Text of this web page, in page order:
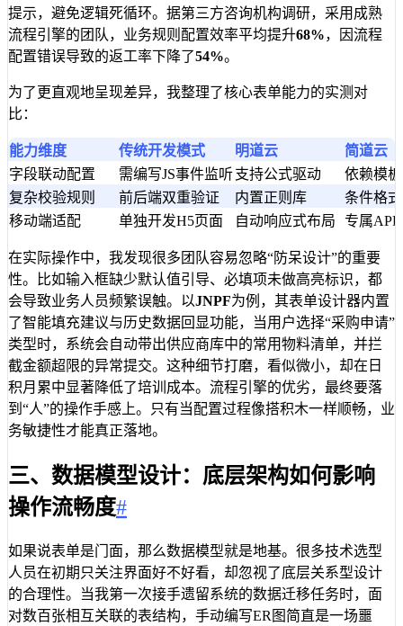
提示，避免逻辑死循环。据第三方咨询机构调研，采用成熟
流程引擎的团队，业务规则配置效率平均提升68%，因流程
配置错误导致的返工率下降了54%。
为了更直观地呈现差异，我整理了核心表单能力的实测对
比：
能力维度 传统开发模式 明道云
简道云
字段联动配置
需编写JS事件监听支持公式驱动
依赖模
复杂校验规则
前后端双重验证 内置正则库
条件格
移动端适配
单独开发H5页面 自动响应式布局 专属
在实际操作中，我发现很多团队容易忽略“防呆设计”的重要
性。比如输入框缺少默认值引导、必填项未做高亮标识，都
会导致业务人员频繁误触。以JNPF为例，其表单设计器内置
了智能填充建议与历史数据回显功能，当用户选择“采购申请”
类型时，系统会自动带出供应商库中的常用物料清单，并拦
截金额超限的异常提交。这种细节打磨，看似微小，却在日
积月累中显著降低了培训成本。流程引擎的优劣，最终要落
到“人”的操作手感上。只有当配置过程像搭积木一样顺畅，业
务敏捷性才能真正落地。
三、数据模型设计：底层架构如何影响
操作流畅度#
如果说表单是门面，那么数据模型就是地基。很多技术选型
人员在初期只关注界面好不好看，却忽视了底层关系型设计
的合理性。当我第一次接手遗留系统的数据迁移任务时，面
对数百张相互关联的表结构，手动编写ER图简直是一场噩